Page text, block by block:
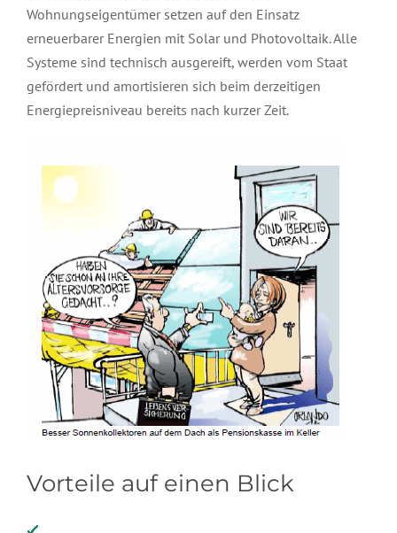
Wohnungseigentümer setzen auf den Einsatz
erneuerbarer Energien mit Solar und Photovoltaik. Alle
Systeme sind technisch ausgereift, werden vom Staat
gefördert und amortisieren sich beim derzeitigen
Energiepreisniveau bereits nach kurzer Zeit.
Vorteile auf einen Blick